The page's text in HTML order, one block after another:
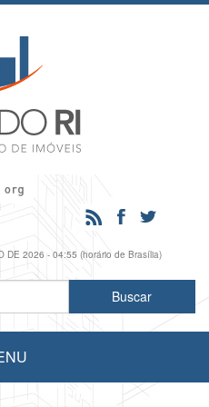
DE 2026 - 04:55 (horário de Brasília)